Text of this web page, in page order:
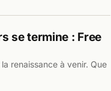
se termine : Free
renaissance à venir. Que